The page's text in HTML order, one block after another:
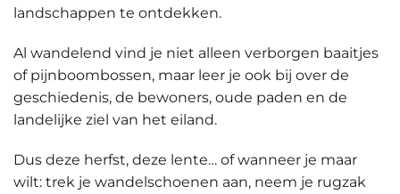
landschappen te ontdekken.
Al wandelend vind je niet alleen verborgen baaitjes
of pijnboombossen, maar leer je ook bij over de
geschiedenis, de bewoners, oude paden en de
landelijke ziel van het eiland.
Dus deze herfst, deze lente… of wanneer je maar
wilt: trek je wandelschoenen aan, neem je rugzak